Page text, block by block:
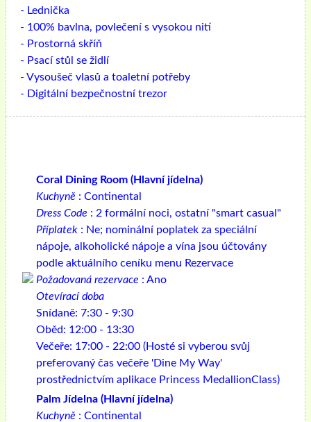
- Lednička
- 100% bavlna, povlečení s vysokou nití
- Prostorná skříň
- Psací stůl se židlí
- Vysoušeč vlasů a toaletní potřeby
- Digitální bezpečnostní trezor
Coral Dining Room (Hlavní jídelna)
Kuchyně : Continental
Dress Code : 2 formální noci, ostatní "smart casual"
Příplatek : Ne; nominální poplatek za speciální
nápoje, alkoholické nápoje a vína jsou účtovány
podle aktuálního ceníku menu Rezervace
Požadovaná rezervace : Ano
Otevírací doba
Snídaně: 7:30 - 9:30
Oběd: 12:00 - 13:30
Večeře: 17:00 - 22:00 (Hosté si vyberou svůj
preferovaný čas večeře 'Dine My Way'
prostřednictvím aplikace Princess MedallionClass)
Palm Jídelna (Hlavní jídelna)
Kuchyně : Continental